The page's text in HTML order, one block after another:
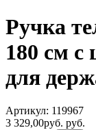
Ручка
180 см с
для
Артикул: 119967
3 329,00руб. руб.